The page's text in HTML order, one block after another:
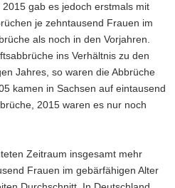
gab es jedoch erstmals mit
je zehntausend Frauen im
als noch in den Vorjahren.
ins Verhältnis zu den
Jahres, so waren die Abbrüche
kamen in Sachsen auf eintausend
2015 waren es nur noch
Zeitraum insgesamt mehr
Frauen im gebärfähigen Alter